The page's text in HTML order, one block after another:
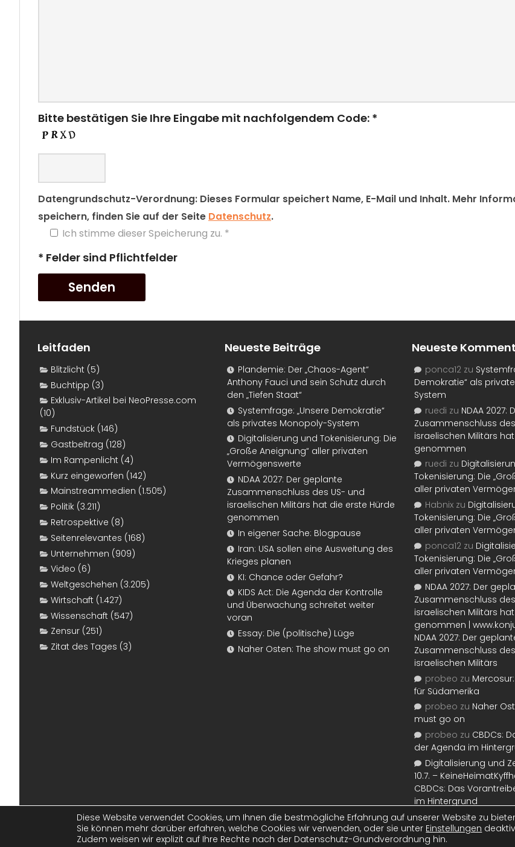
Bitte bestätigen Sie Ihre Eingabe mit nachfolgendem Code: *
Datengrundschutz-Verordnung: Dieses Formular speichert Name, E-Mail und Inhalt. Mehr
speichern, finden Sie auf der Seite Datenschutz.
Ich stimme dieser Speicherung zu. *
* Felder sind Pflichtfelder
Leitfaden
Blitzlicht (5)
Buchtipp (3)
Exklusiv-Artikel bei NeoPresse.com
(10)
Fundstück (146)
Gastbeitrag (128)
Im Rampenlicht (4)
Kurz eingeworfen (142)
Mainstreammedien (1.505)
Politik (3.211)
Retrospektive (8)
Seitenrelevantes (168)
Unternehmen (909)
Video (6)
Weltgeschehen (3.205)
Wirtschaft (1.427)
Wissenschaft (547)
Zensur (251)
Zitat des Tages (3)
Neueste Beiträge
Plandemie: Der „Chaos-Agent“
Anthony Fauci und sein Schutz durch
den „Tiefen Staat“
Systemfrage: „Unsere Demokratie“
als privates Monopoly-System
Digitalisierung und Tokenisierung: Die
„Große Aneignung“ aller privaten
Vermögenswerte
NDAA 2027: Der geplante
Zusammenschluss des US- und
israelischen Militärs hat die erste Hürde
genommen
In eigener Sache: Blogpause
Iran: USA sollen eine Ausweitung des
Krieges planen
KI: Chance oder Gefahr?
KIDS Act: Die Agenda der Kontrolle
und Überwachung schreitet weiter
voran
Essay: Die (politische) Lüge
Naher Osten: The show must go on
Neueste
ponca12 zu
Demokratie“ als
System
ruedi zu NDAA 2027:
Zusammenschluss
israelischen Militärs
genommen
ruedi zu
Tokenisierung: Die
aller privaten
Habnix zu
Tokenisierung: Die
aller privaten
ponca12 zu
Tokenisierung: Die
aller privaten
NDAA 2027: Der
Zusammenschluss
israelischen Militärs
genommen |
NDAA 2027: Der
Zusammenschluss
israelischen Militärs
probeo zu
für Südamerika
probeo zu Naher
must go on
probeo zu CBDCs:
der Agenda im
Digitalisierung und
10.7. –
CBDCs: Das
im Hintergrund
© 2011-2026www.konjunktion.info. Alle Artikel stehen unter derCC BY-NC-SA-Lizenz.
Diese Website verwendet Cookies, um Ihnen die bestmögliche Erfahrung auf unserer Website zu
Sie können mehr darüber erfahren, welche Cookies wir verwenden, oder sie unter Einstellungen
Zudem weisen wir explizit auf Ihre Rechte nach der Datenschutz-Grundverordnung hin.